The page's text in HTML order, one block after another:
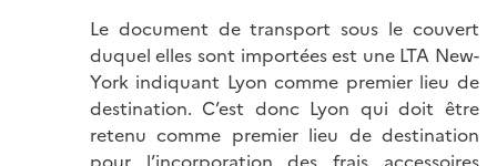
Le document de transport sous le couvert
duquel elles sont importées est une LTA New-
York indiquant Lyon comme premier lieu de
destination. C’est donc Lyon qui doit être
retenu comme premier lieu de destination